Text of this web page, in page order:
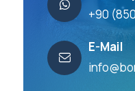
+90
E-Mail